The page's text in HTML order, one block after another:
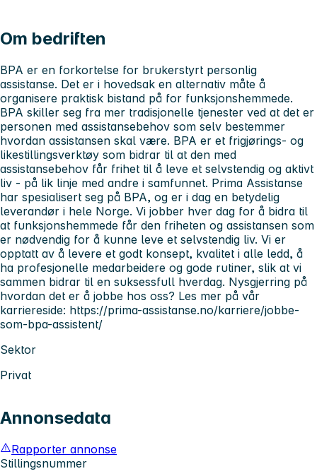
Om bedriften
BPA er en forkortelse for brukerstyrt personlig
assistanse. Det er i hovedsak en alternativ måte å
organisere praktisk bistand på for funksjonshemmede.
BPA skiller seg fra mer tradisjonelle tjenester ved at det er
personen med assistansebehov som selv bestemmer
hvordan assistansen skal være. BPA er et frigjørings- og
likestillingsverktøy som bidrar til at den med
assistansebehov får frihet til å leve et selvstendig og aktivt
liv - på lik linje med andre i samfunnet. Prima Assistanse
har spesialisert seg på BPA, og er i dag en betydelig
leverandør i hele Norge. Vi jobber hver dag for å bidra til
at funksjonshemmede får den friheten og assistansen som
er nødvendig for å kunne leve et selvstendig liv. Vi er
opptatt av å levere et godt konsept, kvalitet i alle ledd, å
ha profesjonelle medarbeidere og gode rutiner, slik at vi
sammen bidrar til en suksessfull hverdag. Nysgjerring på
hvordan det er å jobbe hos oss? Les mer på vår
karriereside: https://prima-assistanse.no/karriere/jobbe-
som-bpa-assistent/
Sektor
Privat
Annonsedata
Rapporter annonse
Stillingsnummer